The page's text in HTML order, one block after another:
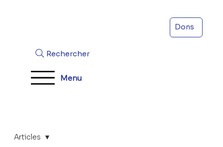
Menu
Rechercher
Dons
Articles